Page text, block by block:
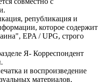
републикация и
которое содержит
EPA / UPG, строго
Я- Корреспондент
и воспроизведение
материалов,